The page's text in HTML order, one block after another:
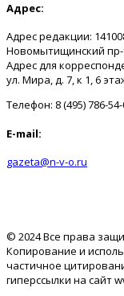
Адрес:
Адрес редакции:
Новомытищинский пр-
Адрес для
ул. Мира, д. 7, к 1, 6
Телефон: 8 (495) 786-54-
E-mail:
gazeta@n-v-o.ru
© 2024 Все права
Копирование и
частичное
гиперссылки на сайт